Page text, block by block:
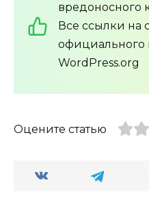
вредоносного
Все ссылки на
официального
WordPress.org
Оцените статью